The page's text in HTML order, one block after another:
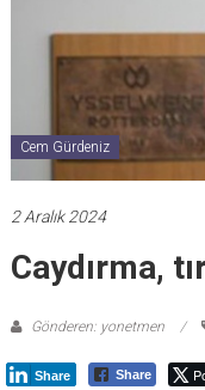
Cem Gürdeniz
2 Aralık 2024
Caydırma,
Gönderen: yonetmen
Share Share